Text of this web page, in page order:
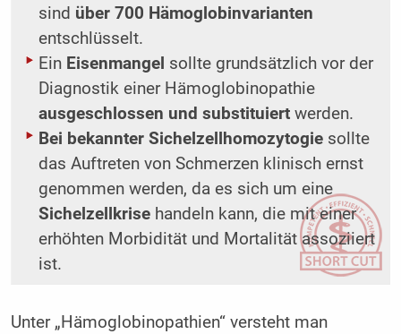
sind über 700 Hämoglobinvarianten
entschlüsselt.
Ein Eisenmangel sollte grundsätzlich vor der
Diagnostik einer Hämoglobinopathie
ausgeschlossen und substituiertwerden.
Bei bekannter Sichelzellhomozytogiesollte
das Auftreten von Schmerzen klinisch ernst
genommen werden, da es sich um eine
Sichelzellkrisehandeln kann, die mit einer
erhöhten Morbidität und Mortalität assoziiert
ist.
Unter „Hämoglobinopathien“ versteht man